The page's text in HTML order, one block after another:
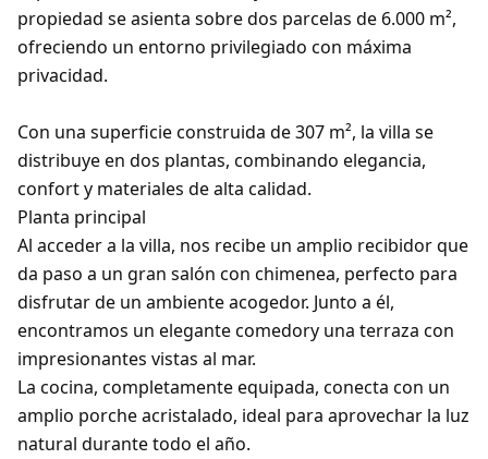
propiedad se asienta sobre dos parcelas de 6.000 m²,
ofreciendo un entorno privilegiado con máxima
privacidad.
Con una superficie construida de 307 m², la villa se
distribuye en dos plantas, combinando elegancia,
confort y materiales de alta calidad.
Planta principal
Al acceder a la villa, nos recibe un amplio recibidor que
da paso a un gran salón con chimenea, perfecto para
disfrutar de un ambiente acogedor. Junto a él,
encontramos un elegante comedory una terraza con
impresionantes vistas al mar.
La cocina, completamente equipada, conecta con un
amplio porche acristalado, ideal para aprovechar la luz
natural durante todo el año.